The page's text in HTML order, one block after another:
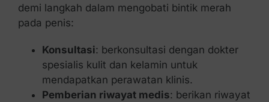
demi langkah dalam mengobati bintik merah
pada penis:
Konsultasi: berkonsultasi dengan dokter
spesialis kulit dan kelamin untuk
mendapatkan perawatan klinis.
Pemberian riwayat medis: berikan riwayat